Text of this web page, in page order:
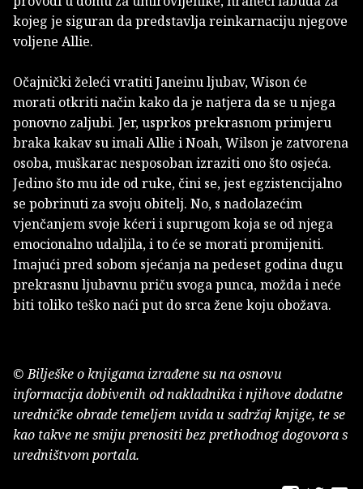
kojeg je siguran da predstavlja reinkarnaciju njegove
voljene Allie.
Očajnički želeći vratiti Janeinu ljubav, Wison će
morati otkriti način kako da je natjera da se u njega
ponovno zaljubi. Jer, usprkos prekrasnom primjeru
braka kakav su imali Allie i Noah, Wilson je zatvorena
osoba, muškarac nesposoban izraziti ono što osjeća.
Jedino što mu ide od ruke, čini se, jest egzistencijalno
se pobrinuti za svoju obitelj. No, s nadolazećim
vjenčanjem svoje kćeri i suprugom koja se od njega
emocionalno udaljila, i to će se morati promijeniti.
Imajući pred sobom sjećanja na pedeset godina dugu
prekrasnu ljubavnu priču svoga punca, možda i neće
biti toliko teško naći put do srca žene koju obožava.
© Bilješke o knjigama izrađene su na osnovu
informacija dobivenih od nakladnika i njihove dodatne
uredničke obrade temeljem uvida u sadržaj knjige, te se
kao takve ne smiju prenositi bez prethodnog dogovora s
uredništvom portala.